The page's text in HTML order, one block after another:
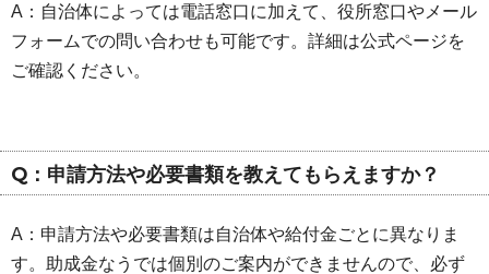
A：自治体によっては電話窓口に加えて、役所窓口やメール
フォームでの問い合わせも可能です。詳細は公式ページを
ご確認ください。
Q：申請方法や必要書類を教えてもらえますか？
A：申請方法や必要書類は自治体や給付金ごとに異なりま
す。助成金なうでは個別のご案内ができませんので、必ず